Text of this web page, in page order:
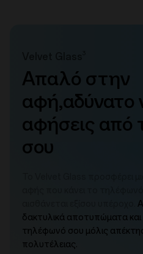
Απαλό στην
αφή,αδύνατο
αφήσεις από
σου
αισθάνεται εξίσου υπέροχο.
δακτυλικά αποτυπώματα
τηλέφωνό σου μόλις
πολυτέλειας.